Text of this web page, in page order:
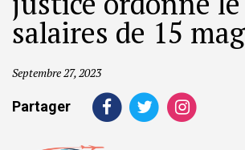
salaires de 15
Septembre 27, 2023
Partager